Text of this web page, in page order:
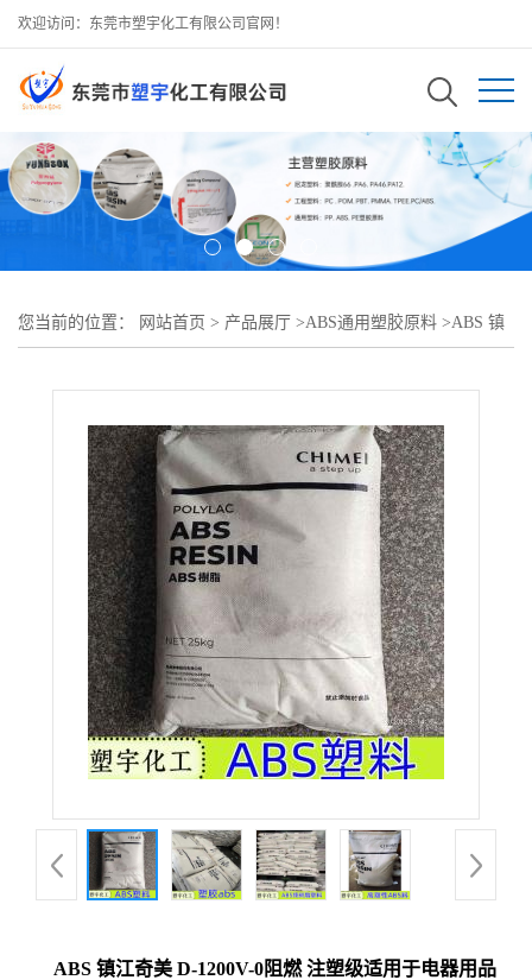
欢迎访问：东莞市塑宇化工有限公司官网！
您当前的位置： 网站首页 > 产品展厅 >ABS通用塑胶原料 >ABS 镇
ABS 镇江奇美 D-1200V-0阻燃 注塑级适用于电器用品